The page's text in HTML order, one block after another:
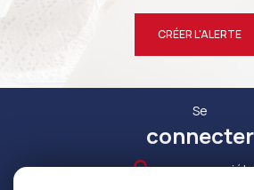
CRÉER L'ALERTE
Se
connecter
espace